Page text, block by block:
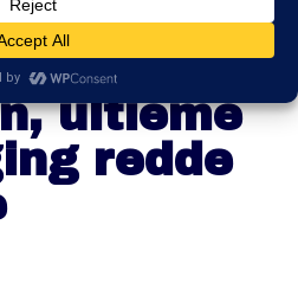
Schoof
ultieme
redde